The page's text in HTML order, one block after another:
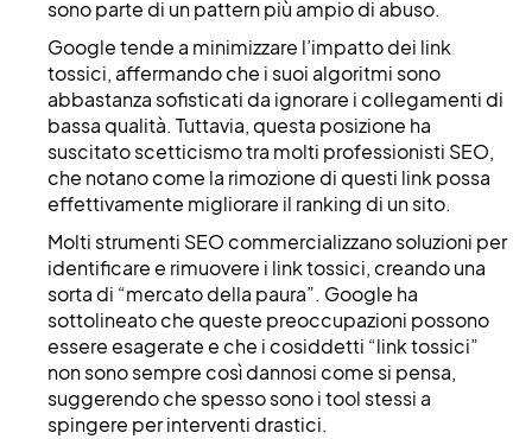
sono parte di un pattern più ampio di abuso.
Google tende a minimizzare l’impatto dei link
tossici, affermando che i suoi algoritmi sono
abbastanza sofisticati da ignorare i collegamenti di
bassa qualità. Tuttavia, questa posizione ha
suscitato scetticismo tra molti professionisti SEO,
che notano come la rimozione di questi link possa
effettivamente migliorare il ranking di un sito.
Molti strumenti SEO commercializzano soluzioni per
identificare e rimuovere i link tossici, creando una
sorta di “mercato della paura”. Google ha
sottolineato che queste preoccupazioni possono
essere esagerate e che i cosiddetti “link tossici”
non sono sempre così dannosi come si pensa,
suggerendo che spesso sono i tool stessi a
spingere per interventi drastici.